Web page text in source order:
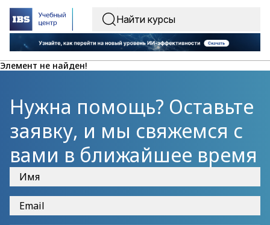
Элемент не найден!
Нужна помощь? Оставьте
заявку, и мы свяжемся с
вами в ближайшее время